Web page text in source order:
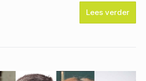
Lees verder